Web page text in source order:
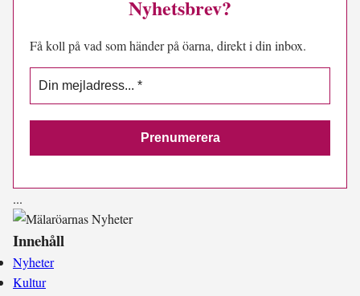
Nyhetsbrev?
Få koll på vad som händer på öarna, direkt i din inbox.
...
Innehåll
Nyheter
Kultur